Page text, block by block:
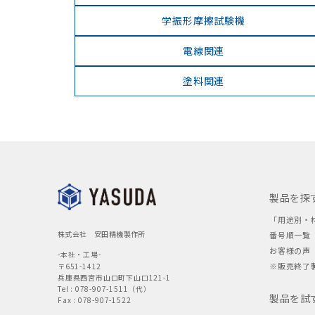
学振形摩擦試験機
電線関連
塗料関連
株式会社 安田精機製作所
-本社・工場-
〒651-1412
兵庫県西宮市山口町下山口121-1
Tel : 078-907-1511（代）
Fax : 078-907-1522
製品を探
「用途別
番号順一覧
お客様の声
※販売終了
製品を試